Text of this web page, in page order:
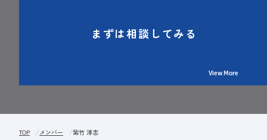
まずは相談してみる
View More
TOP メンバー 紫竹 淳志